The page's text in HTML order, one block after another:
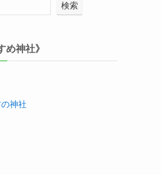
検索
め神社》
の神社